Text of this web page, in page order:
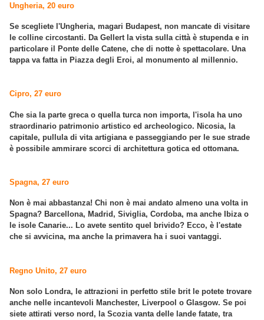
Ungheria, 20 euro
Se scegliete l'Ungheria, magari Budapest, non mancate di visitare
le colline circostanti. Da Gellert la vista sulla città è stupenda e in
particolare il Ponte delle Catene, che di notte è spettacolare. Una
tappa va fatta in Piazza degli Eroi, al monumento al millennio.
Cipro, 27 euro
Che sia la parte greca o quella turca non importa, l'isola ha uno
straordinario patrimonio artistico ed archeologico. Nicosia, la
capitale, pullula di vita artigiana e passeggiando per le sue strade
è possibile ammirare scorci di architettura gotica ed ottomana.
Spagna, 27 euro
Non è mai abbastanza! Chi non è mai andato almeno una volta in
Spagna? Barcellona, Madrid, Siviglia, Cordoba, ma anche Ibiza o
le isole Canarie... Lo avete sentito quel brivido? Ecco, è l'estate
che si avvicina, ma anche la primavera ha i suoi vantaggi.
Regno Unito, 27 euro
Non solo Londra, le attrazioni in perfetto stile brit le potete trovare
anche nelle incantevoli Manchester, Liverpool o Glasgow. Se poi
siete attirati verso nord, la Scozia vanta delle lande fatate, tra